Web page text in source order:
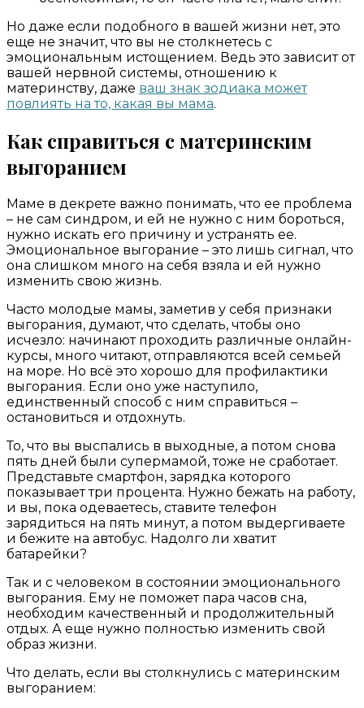
Но даже если подобного в вашей жизни нет, это
еще не значит, что вы не столкнетесь с
эмоциональным истощением. Ведь это зависит от
вашей нервной системы, отношению к
материнству, даже ваш знак зодиака может
повлиять на то, какая вы мама.
Как справиться с материнским
выгоранием
Маме в декрете важно понимать, что ее проблема
– не сам синдром, и ей не нужно с ним бороться,
нужно искать его причину и устранять ее.
Эмоциональное выгорание – это лишь сигнал, что
она слишком много на себя взяла и ей нужно
изменить свою жизнь.
Часто молодые мамы, заметив у себя признаки
выгорания, думают, что сделать, чтобы оно
исчезло: начинают проходить различные онлайн-
курсы, много читают, отправляются всей семьей
на море. Но всё это хорошо для профилактики
выгорания. Если оно уже наступило,
единственный способ с ним справиться –
остановиться и отдохнуть.
То, что вы выспались в выходные, а потом снова
пять дней были супермамой, тоже не сработает.
Представьте смартфон, зарядка которого
показывает три процента. Нужно бежать на работу,
и вы, пока одеваетесь, ставите телефон
зарядиться на пять минут, а потом выдергиваете
и бежите на автобус. Надолго ли хватит
батарейки?
Так и с человеком в состоянии эмоционального
выгорания. Ему не поможет пара часов сна,
необходим качественный и продолжительный
отдых. А еще нужно полностью изменить свой
образ жизни.
Что делать, если вы столкнулись с материнским
выгоранием: